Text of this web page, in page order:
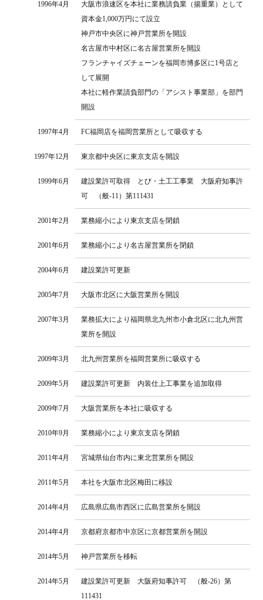
1996年4月 大阪市浪速区を本社に業務請負業（揚重業）として
資本金1,000万円にて設立
神戸市中央区に神戸営業所を開設
名古屋市中村区に名古屋営業所を開設
フランチャイズチェーンを福岡市博多区に1号店と
して展開
本社に軽作業請負部門の「アシスト事業部」を部門
開設
1997年4月 FC福岡店を福岡営業所として吸収する
1997年12月 東京都中央区に東京支店を開設
1999年6月 建設業許可取得 とび・土工工事業 大阪府知事許
可 （般-11）第111431
2001年2月 業務縮小により東京支店を閉鎖
2001年6月 業務縮小により名古屋営業所を閉鎖
2004年6月 建設業許可更新
2005年7月 大阪市北区に大阪営業所を開設
2007年3月 業務拡大により福岡県北九州市小倉北区に北九州営
業所を開設
2009年3月 北九州営業所を福岡営業所に吸収する
2009年5月 建設業許可更新 内装仕上工事業を追加取得
2009年7月 大阪営業所を本社に吸収する
2010年9月 業務縮小により東京支店を閉鎖
2011年4月 宮城県仙台市内に東北営業所を開設
2011年5月 本社を大阪市北区梅田に移設
2014年4月 広島県広島市西区に広島営業所を開設
2014年4月 京都府京都市中京区に京都営業所を開設
2014年5月 神戸営業所を移転
2014年5月 建設業許可更新 大阪府知事許可 （般-26）第
111431